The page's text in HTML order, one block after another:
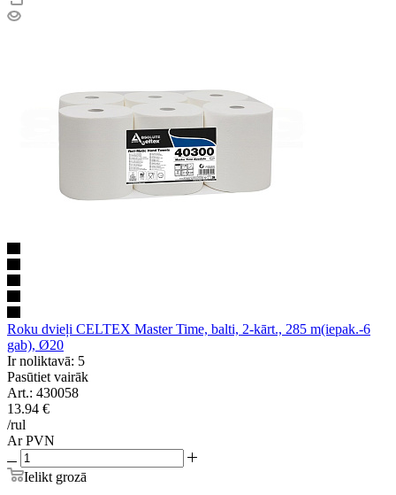
Roku dvieļi CELTEX Master Time, balti, 2-kārt., 285 m(iepak.-6
gab), Ø20
Ir noliktavā: 5
Pasūtiet vairāk
Art.: 430058
13.94 €
/rul
Ar PVN
Ielikt grozā